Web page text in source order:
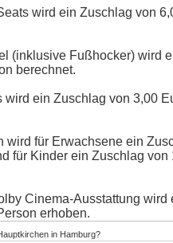
wird ein Zuschlag von
(inklusive Fußhocker) wird
berechnet.
wird ein Zuschlag von 3,00
wird für Erwachsene ein
für Kinder ein Zuschlag von
Cinema-Ausstattung wird
erhoben.
in Hamburg?